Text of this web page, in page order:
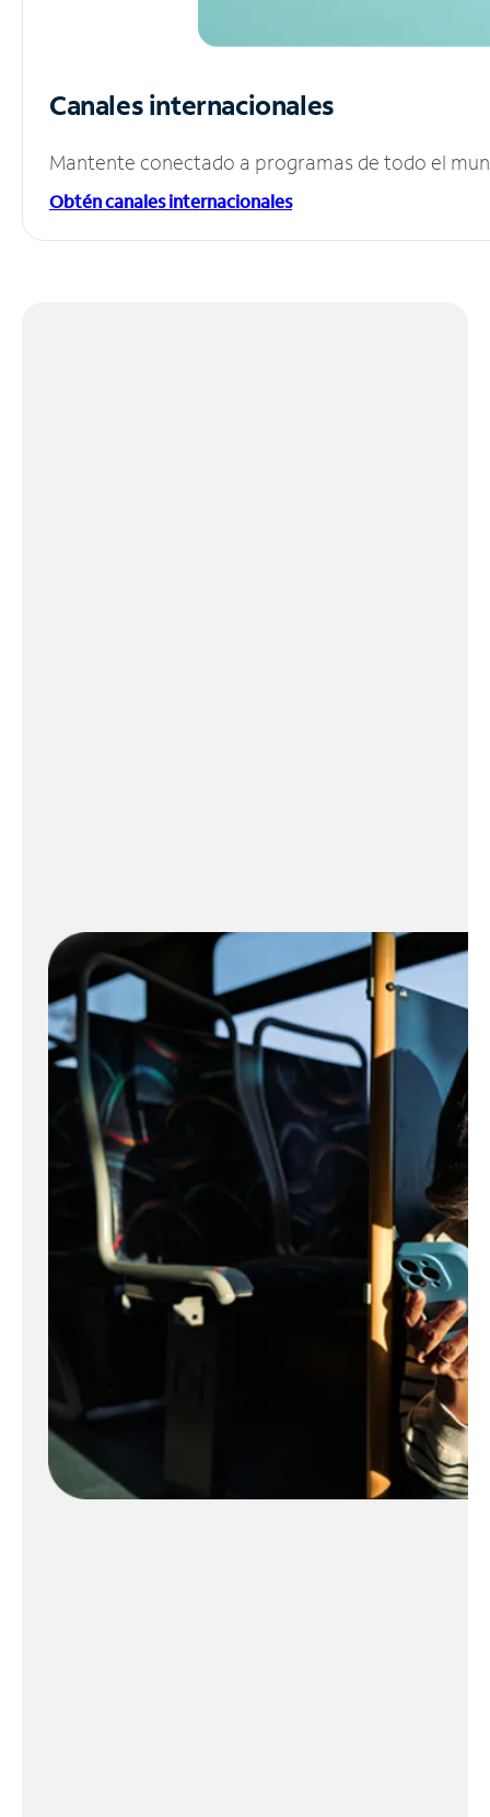
Canales internacionales
Mantente conectado a programas de todo el
Obtén canales internacionales